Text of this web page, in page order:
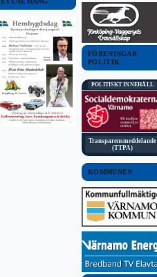
FÖRENINGAR
POLITIK
POLITISKT INNEHÅLL
Transparensmeddelande
(TTPA)
KOMMUNEN